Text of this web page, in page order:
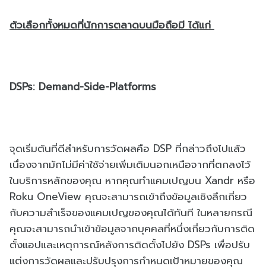
ตัวเลือกทั้งหมดที่นักการตลาดบนมือถือมี ได้แก่
DSPs: Demand-Side-Platforms
จุดเริ่มต้นที่ดีสำหรับการวัดผลคือ DSP ที่กล่าวถึงไปแล้ว
เนื่องจากมักไม่มีค่าใช้จ่ายเพิ่มเติมนอกเหนือจากที่ตกลงไว้
ในบริการหลักของคุณ หากคุณทำแคมเปญบน Xandr หรือ
Roku OneView คุณจะสามารถเข้าถึงข้อมูลเชิงลึกเกี่ยว
กับความสำเร็จของแคมเปญของคุณได้ทันที ในหลายกรณี
คุณจะสามารถนำเข้าข้อมูลจากบุคคลที่หนึ่งเกี่ยวกับการติด
ตั้งแอปและเหตุการณ์หลังการติดตั้งไปยัง DSPs เพื่อปรับ
แต่งการวัดผลและปรับปรุงการกำหนดเป้าหมายของคุณ